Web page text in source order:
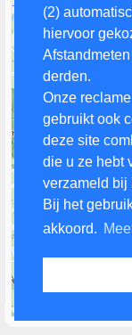
(2)
hiervoor
derden.
Onze
gebruikt ook
deze site
die u ze hebt
verzameld bij
Bij het
akkoord.